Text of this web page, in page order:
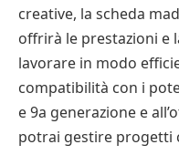
creative, la scheda
offrirà le prestazioni e
lavorare in modo
compatibilità con i
e 9a generazione e
potrai gestire progetti